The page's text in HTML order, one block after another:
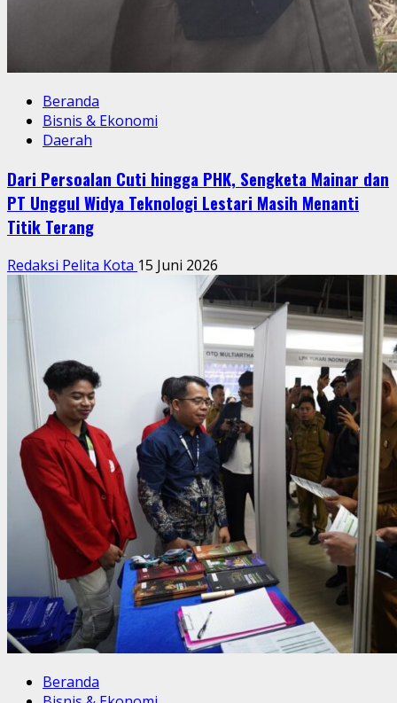
Beranda
Bisnis & Ekonomi
Daerah
Dari Persoalan Cuti hingga PHK, Sengketa Mainar dan
PT Unggul Widya Teknologi Lestari Masih Menanti
Titik Terang
Redaksi Pelita Kota 15 Juni 2026
Beranda